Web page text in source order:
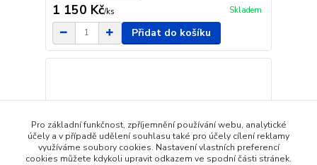
1 150 Kč/ks Skladem
Přidat do košíku
Pro základní funkčnost, zpříjemnění používání webu, analytické
účely a v případě udělení souhlasu také pro účely cílení reklamy
využíváme soubory cookies. Nastavení vlastních preferencí
cookies můžete kdykoli upravit odkazem ve spodní části stránek.